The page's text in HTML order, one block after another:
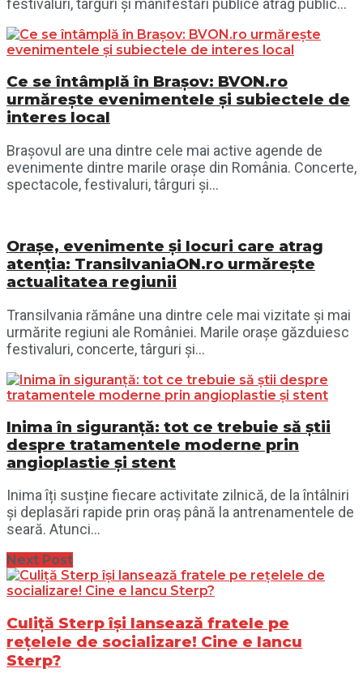
festivaluri, târguri și manifestări publice atrag public...
Ce se întâmplă în Brașov: BVON.ro
urmărește evenimentele și subiectele de
interes local
Brașovul are una dintre cele mai active agende de
evenimente dintre marile orașe din România. Concerte,
spectacole, festivaluri, târguri și...
Orașe, evenimente și locuri care atrag
atenția: TransilvaniaON.ro urmărește
actualitatea regiunii
Transilvania rămâne una dintre cele mai vizitate și mai
urmărite regiuni ale României. Marile orașe găzduiesc
festivaluri, concerte, târguri și...
Inima în siguranță: tot ce trebuie să știi
despre tratamentele moderne prin
angioplastie și stent
Inima îți susține fiecare activitate zilnică, de la întâlniri
și deplasări rapide prin oraș până la antrenamentele de
seară. Atunci...
Next Post
Culiță Sterp își lansează fratele pe
rețelele de socializare! Cine e Iancu
Sterp?